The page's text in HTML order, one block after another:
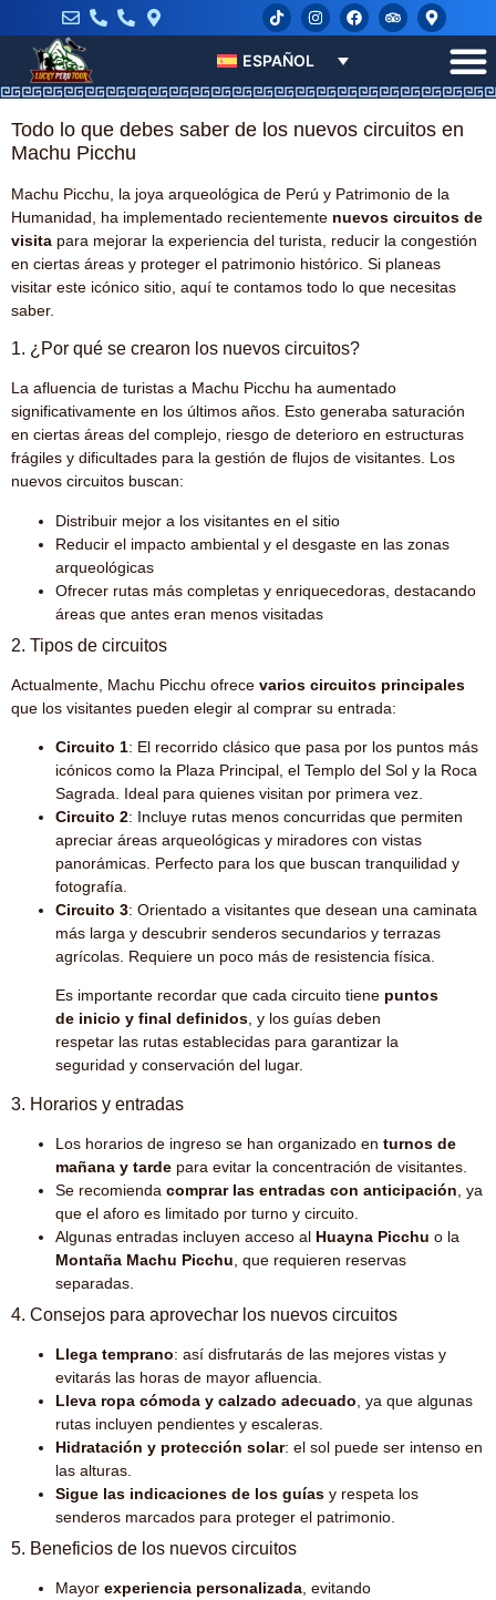
ESPAÑOL
Todo lo que debes saber de los nuevos circuitos en
Machu Picchu
Machu Picchu, la joya arqueológica de Perú y Patrimonio de la
Humanidad, ha implementado recientemente nuevos circuitos de
visita para mejorar la experiencia del turista, reducir la congestión
en ciertas áreas y proteger el patrimonio histórico. Si planeas
visitar este icónico sitio, aquí te contamos todo lo que necesitas
saber.
1. ¿Por qué se crearon los nuevos circuitos?
La afluencia de turistas a Machu Picchu ha aumentado
significativamente en los últimos años. Esto generaba saturación
en ciertas áreas del complejo, riesgo de deterioro en estructuras
frágiles y dificultades para la gestión de flujos de visitantes. Los
nuevos circuitos buscan:
Distribuir mejor a los visitantes en el sitio
Reducir el impacto ambiental y el desgaste en las zonas
arqueológicas
Ofrecer rutas más completas y enriquecedoras, destacando
áreas que antes eran menos visitadas
2. Tipos de circuitos
Actualmente, Machu Picchu ofrece varios circuitos principales
que los visitantes pueden elegir al comprar su entrada:
Circuito 1: El recorrido clásico que pasa por los puntos más
icónicos como la Plaza Principal, el Templo del Sol y la Roca
Sagrada. Ideal para quienes visitan por primera vez.
Circuito 2: Incluye rutas menos concurridas que permiten
apreciar áreas arqueológicas y miradores con vistas
panorámicas. Perfecto para los que buscan tranquilidad y
fotografía.
Circuito 3: Orientado a visitantes que desean una caminata
más larga y descubrir senderos secundarios y terrazas
agrícolas. Requiere un poco más de resistencia física.
Es importante recordar que cada circuito tiene puntos
de inicio y final definidos , y los guías deben
respetar las rutas establecidas para garantizar la
seguridad y conservación del lugar.
3. Horarios y entradas
Los horarios de ingreso se han organizado en turnos de
mañana y tarde para evitar la concentración de visitantes.
Se recomienda comprar las entradas con anticipación , ya
que el aforo es limitado por turno y circuito.
Algunas entradas incluyen acceso al Huayna Picchu o la
Montaña Machu Picchu , que requieren reservas
separadas.
4. Consejos para aprovechar los nuevos circuitos
Llega temprano: así disfrutarás de las mejores vistas y
evitarás las horas de mayor afluencia.
Lleva ropa cómoda y calzado adecuado , ya que algunas
rutas incluyen pendientes y escaleras.
Hidratación y protección solar: el sol puede ser intenso en
las alturas.
Sigue las indicaciones de los guías y respeta los
senderos marcados para proteger el patrimonio.
5. Beneficios de los nuevos circuitos
Mayor experiencia personalizada , evitando